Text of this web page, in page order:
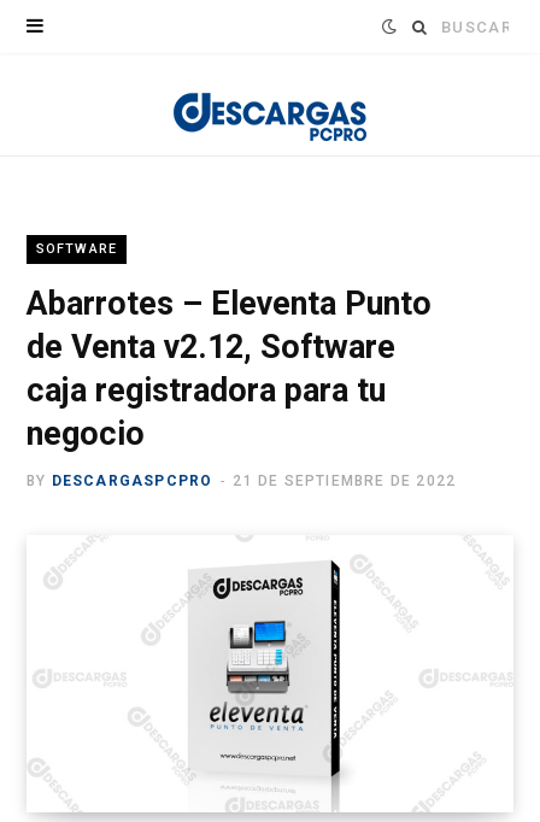
Buscar:
SOFTWARE
Abarrotes – Eleventa Punto
de Venta v2.12, Software
caja registradora para tu
negocio
BY DESCARGASPCPRO 21 DE SEPTIEMBRE DE 2022